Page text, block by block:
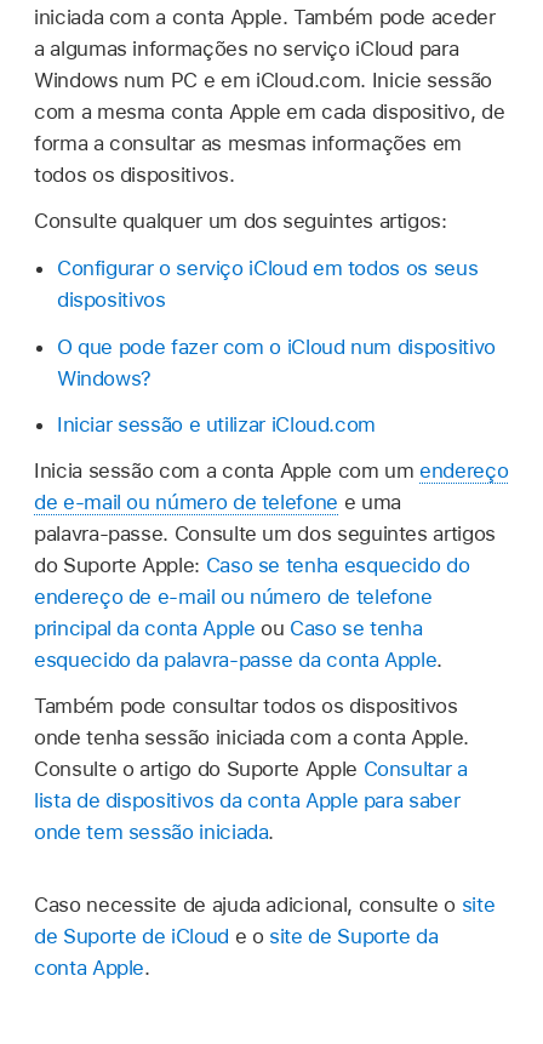
iniciada com a conta Apple. Também pode aceder
a algumas informações no serviço iCloud para
Windows num PC e em iCloud.com. Inicie sessão
com a mesma conta Apple em cada dispositivo, de
forma a consultar as mesmas informações em
todos os dispositivos.
Consulte qualquer um dos seguintes artigos:
Configurar o serviço iCloud em todos os seus
dispositivos
O que pode fazer com o iCloud num dispositivo
Windows?
Iniciar sessão e utilizar iCloud.com
Inicia sessão com a conta Apple com umendereço
de e‑mail ou número de telefone e uma
palavra‑passe. Consulte um dos seguintes artigos
do Suporte Apple: Caso se tenha esquecido do
endereço de e‑mail ou número de telefone
principal da conta Apple ou Caso se tenha
esquecido da palavra‑passe da conta Apple.
Também pode consultar todos os dispositivos
onde tenha sessão iniciada com a conta Apple.
Consulte o artigo do Suporte Apple Consultar a
lista de dispositivos da conta Apple para saber
onde tem sessão iniciada.
Caso necessite de ajuda adicional, consulte o site
de Suporte de iCloud e o site de Suporte da
conta Apple.